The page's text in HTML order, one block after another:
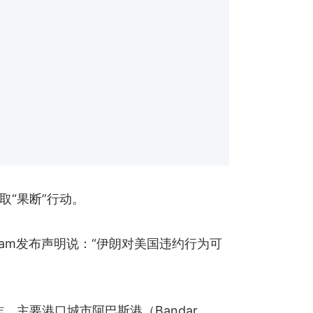
果断”行动。
发布声明说：“伊朗对美国违约行为可